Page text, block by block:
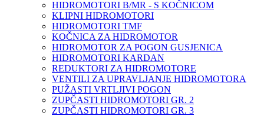
HIDROMOTORI B/MR - S KOČNICOM
KLIPNI HIDROMOTORI
HIDROMOTORI TMF
KOČNICA ZA HIDROMOTOR
HIDROMOTOR ZA POGON GUSJENICA
HIDROMOTORI KARDAN
REDUKTORI ZA HIDROMOTORE
VENTILI ZA UPRAVLJANJE HIDROMOTORA
PUŽASTI VRTLJIVI POGON
ZUPČASTI HIDROMOTORI GR. 2
ZUPČASTI HIDROMOTORI GR. 3